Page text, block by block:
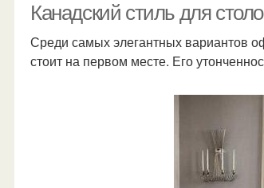
Канадский стиль для
Среди самых элегантных вариантов
стоит на первом месте. Его